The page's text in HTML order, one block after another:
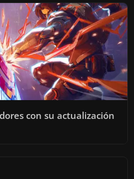
con su actualización